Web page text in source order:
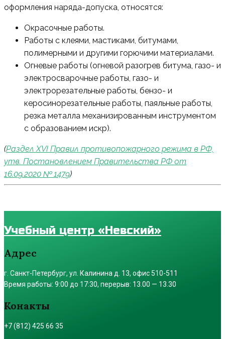
оформления наряда-допуска, относятся:
Окрасочные работы.
Работы с клеями, мастиками, битумами,
полимерными и другими горючими материалами.
Огневые работы (огневой разогрев битума, газо- и
электросварочные работы, газо- и
электрорезательные работы, бензо- и
керосинорезательные работы, паяльные работы,
резка металла механизированным инструментом
с образованием искр).
(Раздел XVI Правил противопожарного режима в РФ,
утв. Постановлением Правительства РФ от
16.09.2020 № 1479)
Учебный центр «Невский»
Адрес
г. Санкт-Петербург, ул. Калинина д. 13, офис 510-511
Время работы: 9:00 до 17:30, перерыв: 13.00 — 13.30
Конакты
+7 (812) 425 66 35